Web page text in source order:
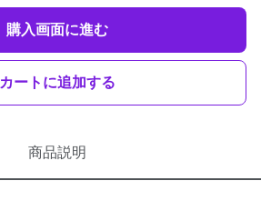
購入画面に進む
カートに追加する
商品説明